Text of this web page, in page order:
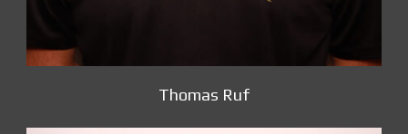
Thomas Ruf